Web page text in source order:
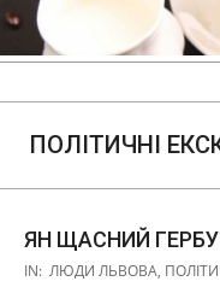
Menu
ПОЛІТИЧНІ
ЯН ЩАСНИЙ
2017-
IN: ЛЮДИ ЛЬВОВА,